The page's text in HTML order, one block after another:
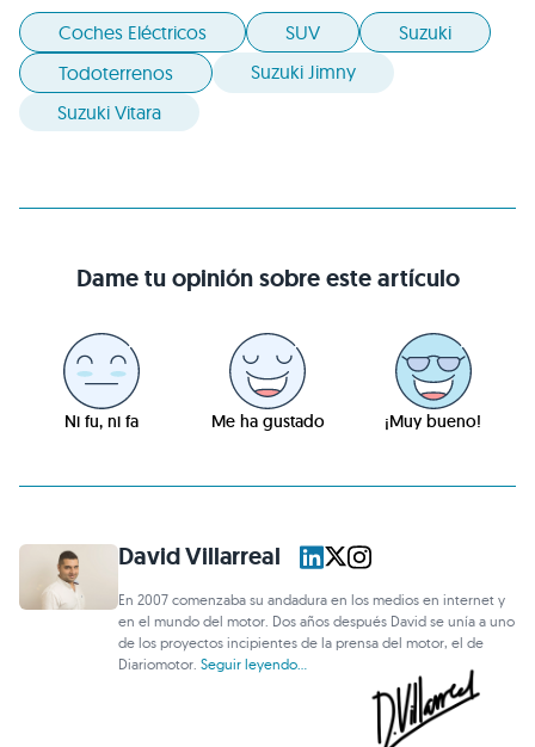
Coches Eléctricos SUV
Suzuki
Todoterrenos
Suzuki Jimny
Suzuki Vitara
Dame tu opinión sobre este artículo
Ni fu, ni fa Me ha gustado ¡Muy bueno!
David Villarreal
En 2007 comenzaba su andadura en los medios en internet y
en el mundo del motor. Dos años después David se unía a uno
de los proyectos incipientes de la prensa del motor, el de
Diariomotor.Seguir leyendo...